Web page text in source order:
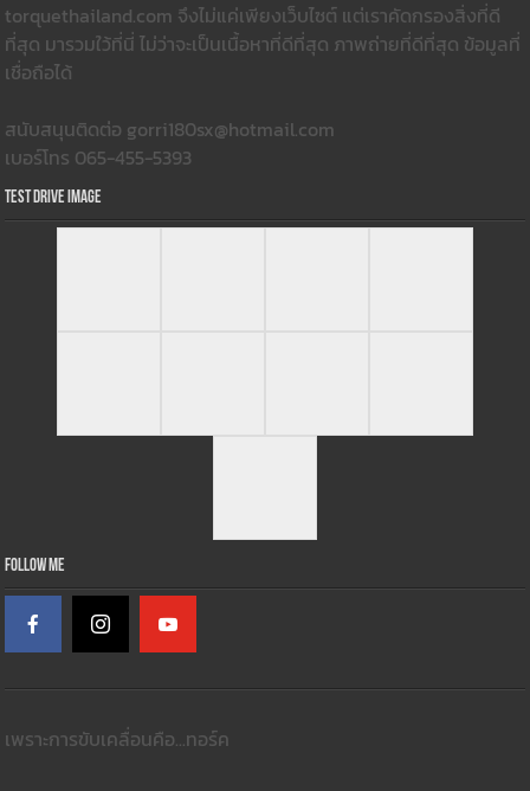
torquethailand.com จึงไม่แค่เพียงเว็บไซต์ แต่เราคัดกรองสิ่งที่ดี
ที่สุด มารวมใว้ที่นี่ ไม่ว่าจะเป็นเนื้อหาที่ดีที่สุด ภาพถ่ายที่ดีที่สุด ข้อมูลที่
เชื่อถือได้
สนับสนุนติดต่อ gorri180sx@hotmail.com
เบอร์โทร 065-455-5393
Test Drive Image
Follow Me
เพราะการขับเคลื่อนคือ...ทอร์ค